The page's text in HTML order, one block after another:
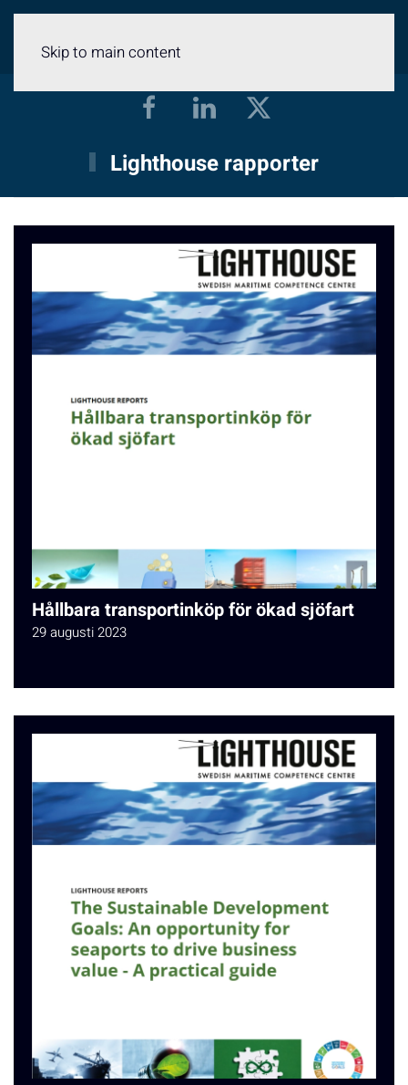
Skip to main content
Lighthouse rapporter
Hållbara transportinköp för ökad sjöfart
29 augusti 2023